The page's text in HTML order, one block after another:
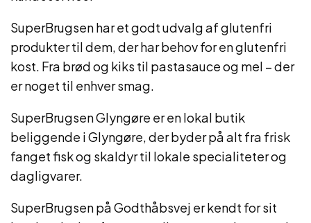
SuperBrugsen har et godt udvalg af glutenfri
produkter til dem, der har behov for en glutenfri
kost. Fra brød og kiks til pastasauce og mel – der
er noget til enhver smag.
SuperBrugsen Glyngøre er en lokal butik
beliggende i Glyngøre, der byder på alt fra frisk
fanget fisk og skaldyr til lokale specialiteter og
dagligvarer.
SuperBrugsen på Godthåbsvej er kendt for sit